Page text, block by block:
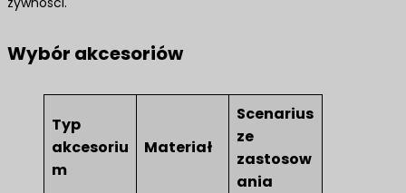
Wybór akcesoriów
Typ
akcesoriu
m
Materiał
Scenarius
ze
zastosow
ania